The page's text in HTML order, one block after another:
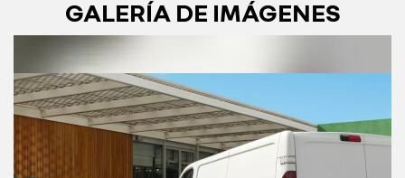
GALERÍA DE IMÁGENES